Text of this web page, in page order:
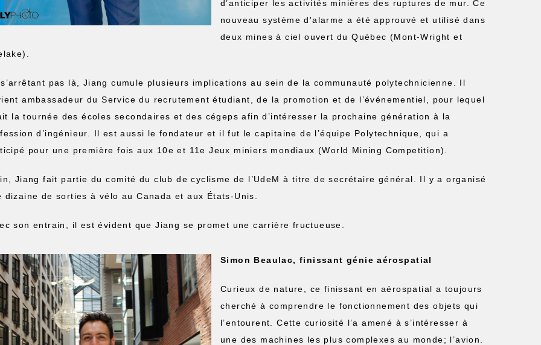
d’anticiper les activités minières des ruptures de mur. Ce
nouveau système d'alarme a été approuvé et utilisé dans
deux mines à ciel ouvert du Québec (Mont-Wright et
pas là, Jiang cumule plusieurs implications au sein de la communauté polytechnicienne. Il
ambassadeur du Service du recrutement étudiant, de la promotion et de l’événementiel, pour lequel
la tournée des écoles secondaires et des cégeps afin d’intéresser la prochaine génération à la
d’ingénieur. Il est aussi le fondateur et il fut le capitaine de l’équipe Polytechnique, qui a
pour une première fois aux 10e et 11e Jeux miniers mondiaux (World Mining Competition).
Jiang fait partie du comité du club de cyclisme de l’UdeM à titre de secrétaire général. Il y a organisé
dizaine de sorties à vélo au Canada et aux États-Unis.
son entrain, il est évident que Jiang se promet une carrière fructueuse.
Simon Beaulac, finissant génie aérospatial
Curieux de nature, ce finissant en aérospatial a toujours
cherché à comprendre le fonctionnement des objets qui
l’entourent. Cette curiosité l’a amené à s’intéresser à
une des machines les plus complexes au monde; l’avion.